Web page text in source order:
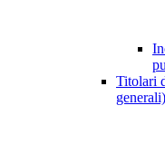
Titolari
generali)